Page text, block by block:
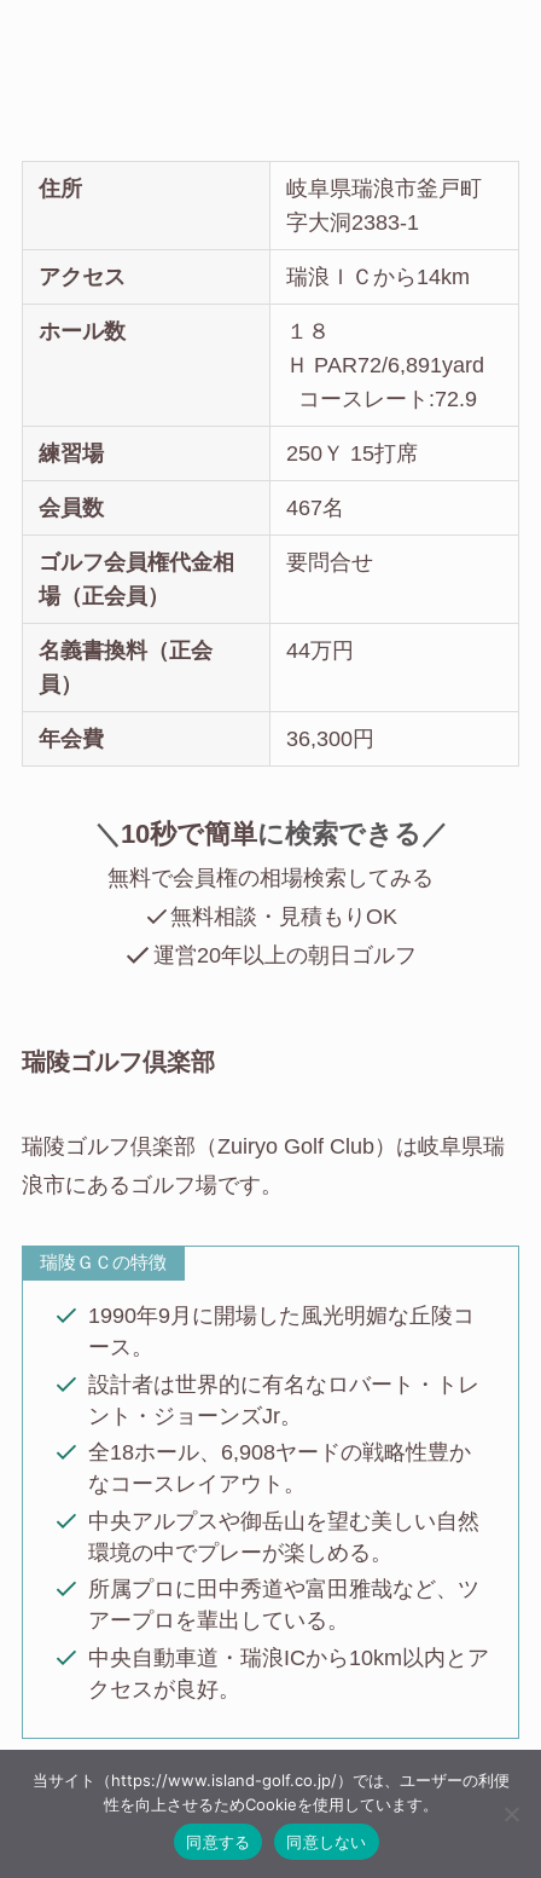
住所
岐阜県瑞浪市釜戸町
字大洞2383-1
アクセス 瑞浪ＩＣから14km
ホール数
１８
Ｈ PAR72/6,891yard
コースレート:72.9
練習場 250Ｙ 15打席
会員数 467名
ゴルフ会員権代金相
場（正会員）
要問合せ
名義書換料（正会
員）
44万円
年会費 36,300円
＼ 10秒で簡単に検索できる／
無料で会員権の相場検索してみる
無料相談・見積もりOK
運営20年以上の朝日ゴルフ
瑞陵ゴルフ倶楽部
瑞陵ゴルフ倶楽部（Zuiryo Golf Club）は岐阜県瑞
浪市にあるゴルフ場です。
瑞陵ＧＣの特徴
1990年9月に開場した風光明媚な丘陵コ
ース。
設計者は世界的に有名なロバート・トレ
ント・ジョーンズJr。
全18ホール、6,908ヤードの戦略性豊か
なコースレイアウト。
中央アルプスや御岳山を望む美しい自然
環境の中でプレーが楽しめる。
所属プロに田中秀道や富田雅哉など、ツ
アープロを輩出している。
中央自動車道・瑞浪ICから10km以内とア
クセスが良好。
当サイト（https://www.island-golf.co.jp/）では、ユーザーの利便
性を向上させるためCookieを使用しています。
同意する
同意しない